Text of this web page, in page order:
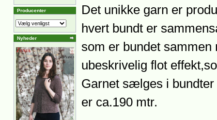
Producenter
Nyheder
Det unikke garn er
hvert bundt er
som er bundet sammen
ubeskrivelig flot
Garnet sælges i
er ca.190 mtr.